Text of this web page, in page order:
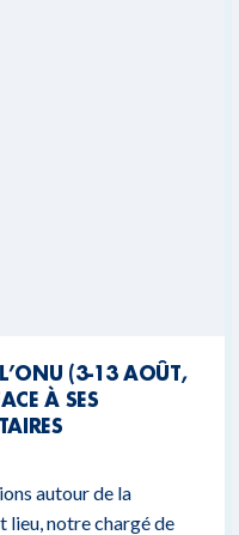
(3-13 AOÛT,
À SES
autour de la
notre chargé de